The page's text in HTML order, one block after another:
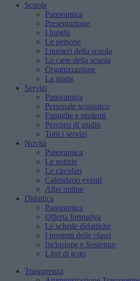
Scuola
Panoramica
Presentazione
I luoghi
Le persone
I numeri della scuola
Le carte della scuola
Organizzazione
La storia
Servizi
Panoramica
Personale scolastico
Famiglie e studenti
Percorsi di studio
Tutti i servizi
Novità
Panoramica
Le notizie
Le circolari
Calendario eventi
Albo online
Didattica
Panoramica
Offerta formativa
Le schede didattiche
I progetti delle classi
Inclusione e Sostegno
Libri di testo
Trasparenza